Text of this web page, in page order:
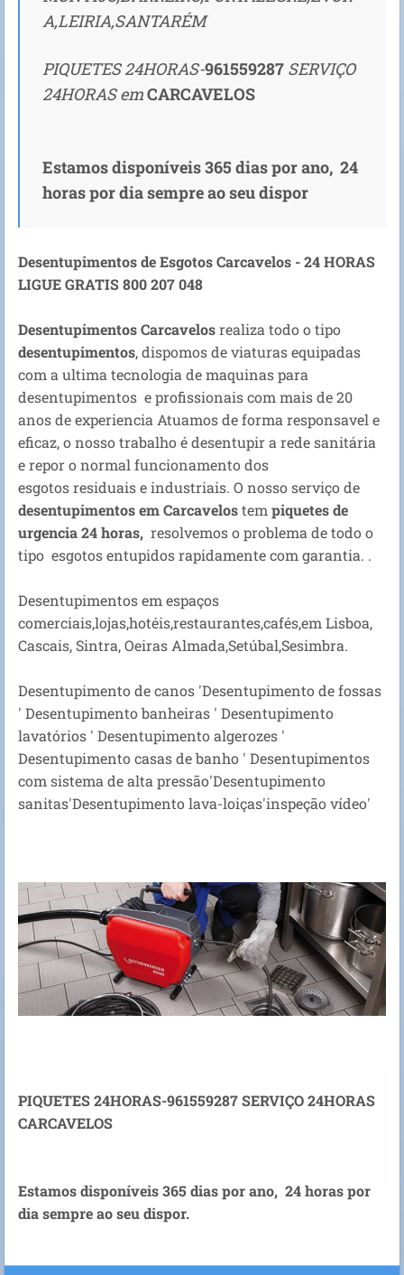
A,LEIRIA,SANTARÉM
PIQUETES 24HORAS-961559287 SERVIÇO
24HORAS emCARCAVELOS
Estamos disponíveis 365 dias por ano, 24
horas por dia sempre ao seu dispor
Desentupimentos de Esgotos Carcavelos - 24 HORAS
LIGUE GRATIS 800 207 048
Desentupimentos Carcavelosrealiza todo o tipo
desentupimentos, dispomos de viaturas equipadas
com a ultima tecnologia de maquinas para
desentupimentos e profissionais com mais de 20
anos de experiencia Atuamos de forma responsavel e
eficaz, o nosso trabalho é desentupir a rede sanitária
e repor o normal funcionamento dos
esgotos residuais e industriais. O nosso serviço de
desentupimentos em Carcavelostem piquetes de
urgencia 24 horas, resolvemos o problema de todo o
tipo esgotos entupidos rapidamente com garantia. .
Desentupimentos em espaços
comerciais,lojas,hotéis,restaurantes,cafés,em Lisboa,
Cascais, Sintra, Oeiras Almada,Setúbal,Sesimbra.
Desentupimento de canos 'Desentupimento de fossas
' Desentupimento banheiras ' Desentupimento
lavatórios ' Desentupimento algerozes '
Desentupimento casas de banho ' Desentupimentos
com sistema de alta pressão'Desentupimento
sanitas'Desentupimento lava-loiças'inspeção vídeo'
PIQUETES 24HORAS-961559287 SERVIÇO 24HORAS
CARCAVELOS
Estamos disponíveis 365 dias por ano, 24 horas por
dia sempre ao seu dispor.